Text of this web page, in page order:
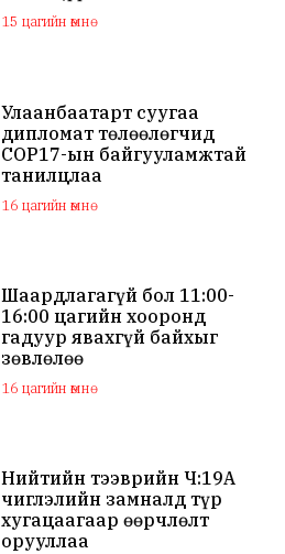
15 цагийн өмнө
Улаанбаатарт суугаа
дипломат төлөөлөгчид
COP17-ын байгууламжтай
танилцлаа
16 цагийн өмнө
Шаардлагагүй бол 11:00-
16:00 цагийн хооронд
гадуур явахгүй байхыг
зөвлөлөө
16 цагийн өмнө
Нийтийн тээврийн Ч:19А
чиглэлийн замналд түр
хугацаагаар өөрчлөлт
орууллаа